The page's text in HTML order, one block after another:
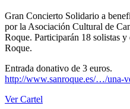
Gran Concierto Solidario a
por la Asociación Cultural de
Roque. Participarán 18 solistas
Roque.
Entrada donativo de 3 euros.
http://www.sanroque.es/…/una-
Ver Cartel